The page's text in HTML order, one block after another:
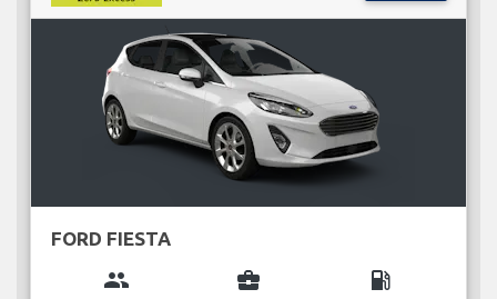
FORD FIESTA
group business_center local_gas_station